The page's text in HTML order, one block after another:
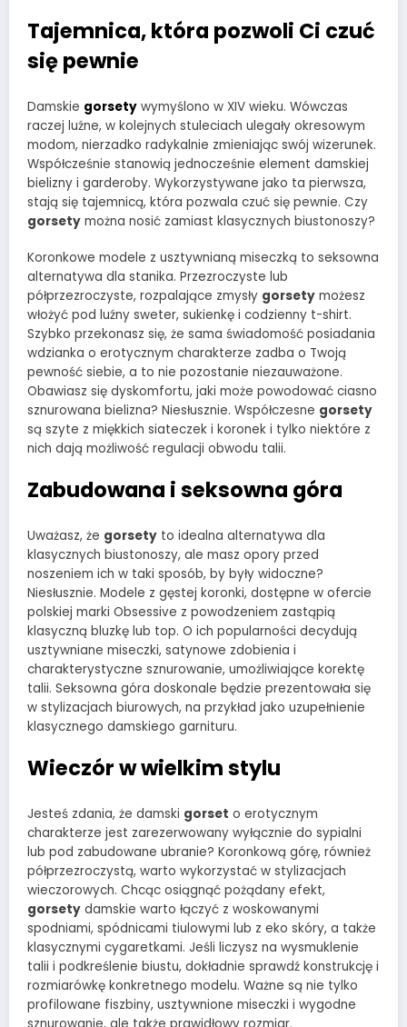
Tajemnica, która pozwoli Ci czuć
się pewnie
Damskie gorsety wymyślono w XIV wieku. Wówczas
raczej luźne, w kolejnych stuleciach ulegały okresowym
modom, nierzadko radykalnie zmieniając swój wizerunek.
Współcześnie stanowią jednocześnie element damskiej
bielizny i garderoby. Wykorzystywane jako ta pierwsza,
stają się tajemnicą, która pozwala czuć się pewnie. Czy
gorsety można nosić zamiast klasycznych biustonoszy?
Koronkowe modele z usztywnianą miseczką to seksowna
alternatywa dla stanika. Przezroczyste lub
półprzezroczyste, rozpalające zmysły gorsety możesz
włożyć pod luźny sweter, sukienkę i codzienny t-shirt.
Szybko przekonasz się, że sama świadomość posiadania
wdzianka o erotycznym charakterze zadba o Twoją
pewność siebie, a to nie pozostanie niezauważone.
Obawiasz się dyskomfortu, jaki może powodować ciasno
sznurowana bielizna? Niesłusznie. Współczesne gorsety
są szyte z miękkich siateczek i koronek i tylko niektóre z
nich dają możliwość regulacji obwodu talii.
Zabudowana i seksowna góra
Uważasz, że gorsety to idealna alternatywa dla
klasycznych biustonoszy, ale masz opory przed
noszeniem ich w taki sposób, by były widoczne?
Niesłusznie. Modele z gęstej koronki, dostępne w ofercie
polskiej marki Obsessive z powodzeniem zastąpią
klasyczną bluzkę lub top. O ich popularności decydują
usztywniane miseczki, satynowe zdobienia i
charakterystyczne sznurowanie, umożliwiające korektę
talii. Seksowna góra doskonale będzie prezentowała się
w stylizacjach biurowych, na przykład jako uzupełnienie
klasycznego damskiego garnituru.
Wieczór w wielkim stylu
Jesteś zdania, że damski gorset o erotycznym
charakterze jest zarezerwowany wyłącznie do sypialni
lub pod zabudowane ubranie? Koronkową górę, również
półprzezroczystą, warto wykorzystać w stylizacjach
wieczorowych. Chcąc osiągnąć pożądany efekt,
gorsety damskie warto łączyć z woskowanymi
spodniami, spódnicami tiulowymi lub z eko skóry, a także
klasycznymi cygaretkami. Jeśli liczysz na wysmuklenie
talii i podkreślenie biustu, dokładnie sprawdź konstrukcję i
rozmiarówkę konkretnego modelu. Ważne są nie tylko
profilowane fiszbiny, usztywnione miseczki i wygodne
sznurowanie, ale także prawidłowy rozmiar.